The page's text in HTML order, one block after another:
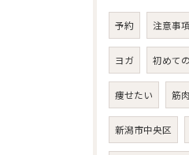
予約 注意事項
ヨガ 初めて
痩せたい 筋
新潟市中央区